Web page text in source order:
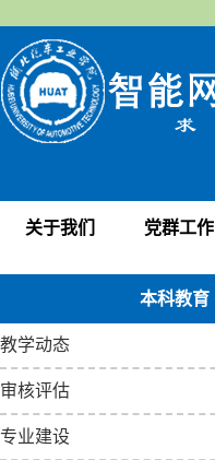
关于我们 党群工作
本科教育
教学动态
审核评估
专业建设